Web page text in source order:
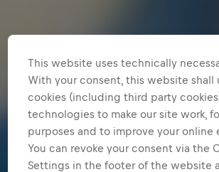
This website uses technically
With your consent, this website shall
cookies (including third party
technologies to make our site work,
purposes and to improve your online
You can revoke your consent via the
Settings in the footer of the website